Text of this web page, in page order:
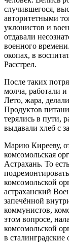
случившегося,
авторитетными
уклонистов и
отдавали
военного
окопах, в
Расстрел.
После таких
молча, работали
Лето, жара,
Продуктов
терялись в пути,
выдавали хлеб с
Марию Кирееву,
комсомольская
Астрахань. То
комсомольской
астраханский
запечённой
коммунистов,
этом вопросе,
комсомольской
в сталинградские